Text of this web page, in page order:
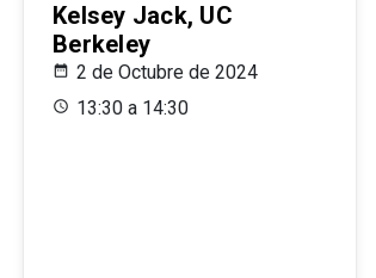
Kelsey Jack, UC
Berkeley
2 de Octubre de 2024
13:30 a 14:30